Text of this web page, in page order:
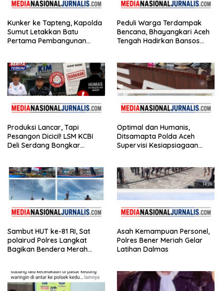
Kunker ke Tapteng, Kapolda
Sumut Letakkan Batu
Pertama Pembangunan
Peduli Warga Terdampak
Bencana, Bhayangkari Aceh
Tengah Hadirkan Bansos
Produksi Lancar, Tapi
Pesangon Dicicil! LSM KCBI
Deli Serdang Bongkar
Optimal dan Humanis,
Ditsamapta Polda Aceh
Supervisi Kesiapsiagaan
Sambut HUT ke-81 RI, Sat
polairud Polres Langkat
Bagikan Bendera Merah
Asah Kemampuan Personel,
Polres Bener Meriah Gelar
Latihan Dalmas